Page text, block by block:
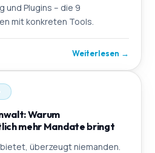
und Plugins – die 9
mit konkreten Tools.
Weiterlesen →
Warum
mehr Mandate bringt
überzeugt niemanden.